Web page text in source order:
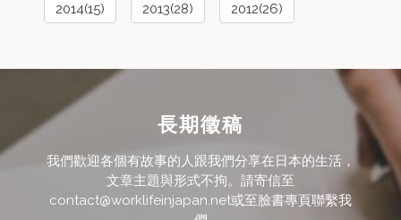
2014(15) 2013(28) 2012(26)
長期徵稿
我們歡迎各個有故事的人跟我們分享在日本的生活，
文章主題與形式不拘。請寄信至
contact@worklifeinjapan.net或至臉書專頁聯繫我